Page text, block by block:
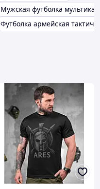
Мужская футболка мультикам
Футболка армейская